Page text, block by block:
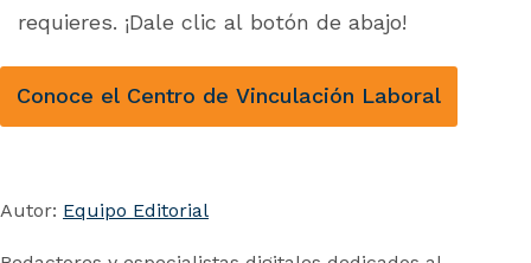
requieres. ¡Dale clic al botón de abajo!
Conoce el Centro de Vinculación Laboral
Autor: Equipo Editorial